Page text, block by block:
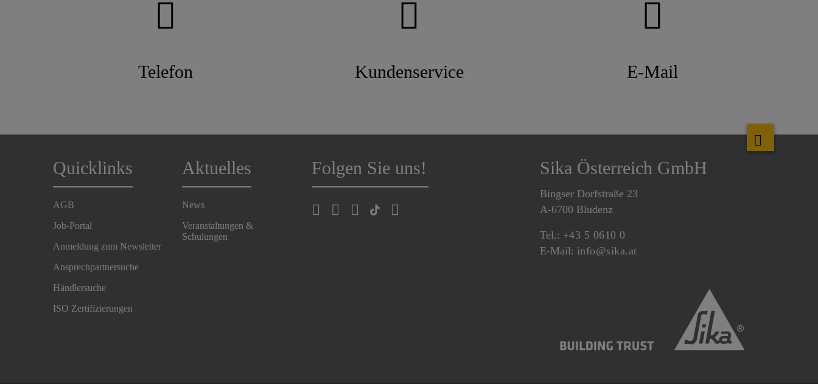
Telefon Kundenservice E-Mail
Quicklinks
AGB
Job-Portal
Anmeldung zum Newsletter
Ansprechpartnersuche
Händlersuche
ISO Zertifizierungen
Aktuelles
News
Veranstaltungen &
Schulungen
Folgen Sie uns! Sika Österreich GmbH
Bingser Dorfstraße 23
A-6700 Bludenz
Tel.: +43 5 0610 0
E-Mail: info@sika.at